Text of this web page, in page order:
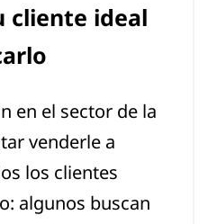
cliente ideal
en el sector de la
venderle a
los clientes
algunos buscan